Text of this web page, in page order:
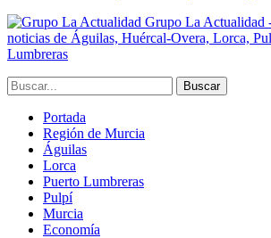
Grupo La Actualidad
noticias de Águilas, Huércal-Overa, Lorca,
Lumbreras
Portada
Región de Murcia
Águilas
Lorca
Puerto Lumbreras
Pulpí
Murcia
Economía